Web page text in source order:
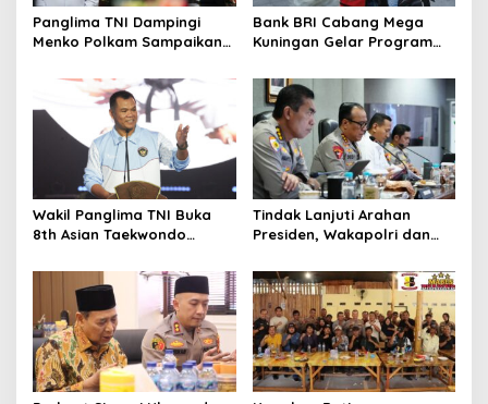
s
Panglima TNI Dampingi
Menko Polkam Sampaikan
Bangsa
Bank BRI Cabang Mega
Kuningan Gelar Program
Komitmen untuk Saling
Berbagai
Wakil Panglima TNI Buka
8th Asian Taekwondo
Championship 2026
Tindak Lanjuti Arahan
Presiden, Wakapolri dan
Konsolidasikan Langkah
Nasional Hadapi El Nino
dan Karhutla